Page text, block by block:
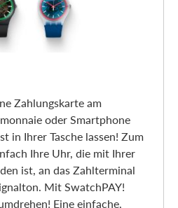
Zahlungskarte am
oder Smartphone
in Ihrer Tasche lassen! Zum
Ihre Uhr, die mit Ihrer
ist, an das Zahlterminal
Mit SwatchPAY!
Eine einfache,